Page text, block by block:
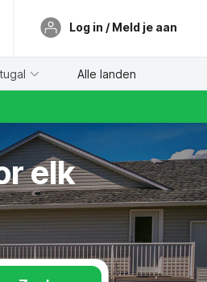
Log in / Meld je aan
Alle landen
elk